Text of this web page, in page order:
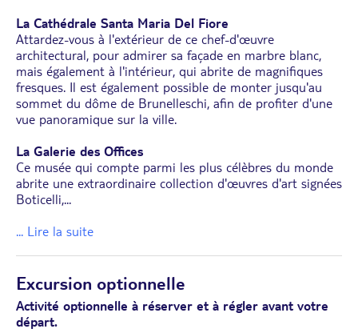
La Cathédrale Santa Maria Del Fiore
Attardez-vous à l'extérieur de ce chef-d'œuvre
architectural, pour admirer sa façade en marbre blanc,
mais également à l'intérieur, qui abrite de magnifiques
fresques. Il est également possible de monter jusqu'au
sommet du dôme de Brunelleschi, afin de profiter d'une
vue panoramique sur la ville.
La Galerie des Offices
Ce musée qui compte parmi les plus célèbres du monde
abrite une extraordinaire collection d'œuvres d'art signées
Boticelli,...
... Lire la suite
Excursion optionnelle
Activité optionnelle à réserver et à régler avant votre
départ.